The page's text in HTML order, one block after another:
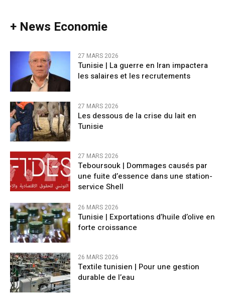
+ News Economie
27 MARS 2026
Tunisie | La guerre en Iran impactera
les salaires et les recrutements
27 MARS 2026
Les dessous de la crise du lait en
Tunisie
27 MARS 2026
Teboursouk | Dommages causés par
une fuite d’essence dans une station-
service Shell
26 MARS 2026
Tunisie | Exportations d’huile d’olive en
forte croissance
26 MARS 2026
Textile tunisien | Pour une gestion
durable de l’eau